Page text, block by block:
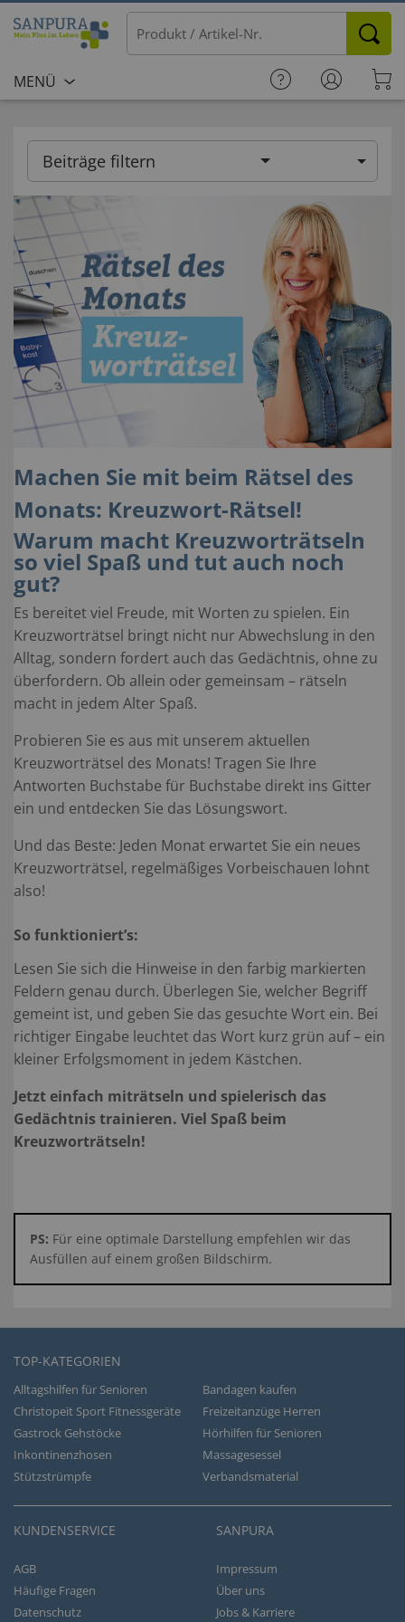
MENÜ
Beiträge filtern
Machen Sie mit beim Rätsel des
Monats: Kreuzwort-Rätsel!
Warum macht Kreuzworträtseln
so viel Spaß und tut auch noch
gut?
Es bereitet viel Freude, mit Worten zu spielen. Ein
Kreuzworträtsel bringt nicht nur Abwechslung in den
Alltag, sondern fordert auch das Gedächtnis, ohne zu
überfordern. Ob allein oder gemeinsam – rätseln
macht in jedem Alter Spaß.
Probieren Sie es aus mit unserem aktuellen
Kreuzworträtsel des Monats! Tragen Sie Ihre
Antworten Buchstabe für Buchstabe direkt ins Gitter
ein und entdecken Sie das Lösungswort.
Und das Beste: Jeden Monat erwartet Sie ein neues
Kreuzworträtsel, regelmäßiges Vorbeischauen lohnt
also!
So funktioniert’s:
Lesen Sie sich die Hinweise in den farbig markierten
Feldern genau durch. Überlegen Sie, welcher Begriff
gemeint ist, und geben Sie das gesuchte Wort ein. Bei
richtiger Eingabe leuchtet das Wort kurz grün auf – ein
kleiner Erfolgsmoment in jedem Kästchen.
Jetzt einfach miträtseln und spielerisch das
Gedächtnis trainieren. Viel Spaß beim
Kreuzworträtseln!
PS: Für eine optimale Darstellung empfehlen wir das
Ausfüllen auf einem großen Bildschirm.
TOP-KATEGORIEN
Alltagshilfen für Senioren
Bandagen kaufen
Christopeit Sport Fitnessgeräte
Freizeitanzüge Herren
Gastrock Gehstöcke
Hörhilfen für Senioren
Inkontinenzhosen
Massagesessel
Stützstrümpfe
Verbandsmaterial
KUNDENSERVICE
AGB
Häufige Fragen
Datenschutz
SANPURA
Impressum
Über uns
Jobs & Karriere